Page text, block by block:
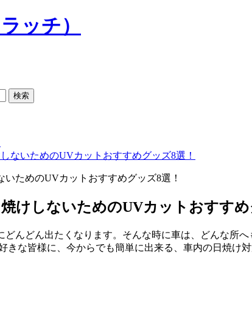
ないためのUVカットおすすめグッズ8選！
けしないためのUVカットおすすめ
どんどん出たくなります。そんな時に車は、どんな所
きな皆様に、今からでも簡単に出来る、車内の日焼け